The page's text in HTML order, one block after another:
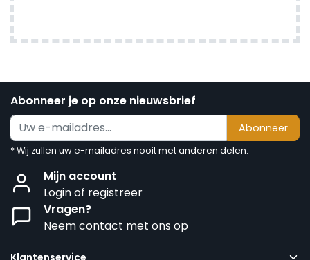
Abonneer je op onze nieuwsbrief
Abonneer
* Wij zullen uw e-mailadres nooit met anderen delen.
Mijn account
Login of registreer
Vragen?
Neem contact met ons op